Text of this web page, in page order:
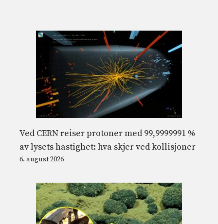
Ved CERN reiser protoner med 99,9999991 %
av lysets hastighet: hva skjer ved kollisjoner
6. august 2026